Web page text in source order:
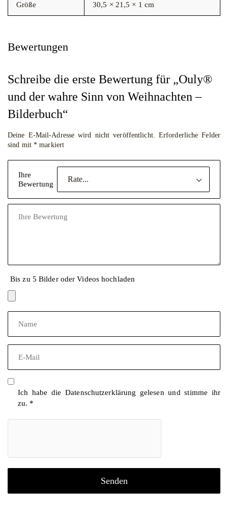
Größe 30,5 × 21,5 × 1 cm
Bewertungen
Schreibe die erste Bewertung für „Ouly®
und der wahre Sinn von Weihnachten –
Bilderbuch“
Deine E-Mail-Adresse wird nicht veröffentlicht. Erforderliche Felder
sind mit * markiert
Ihre
Bewertung
Bis zu 5 Bilder oder Videos hochladen
Ich habe dieDatenschutzerklärung gelesen und stimme ihr
zu. *